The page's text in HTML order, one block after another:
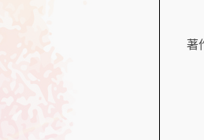
著